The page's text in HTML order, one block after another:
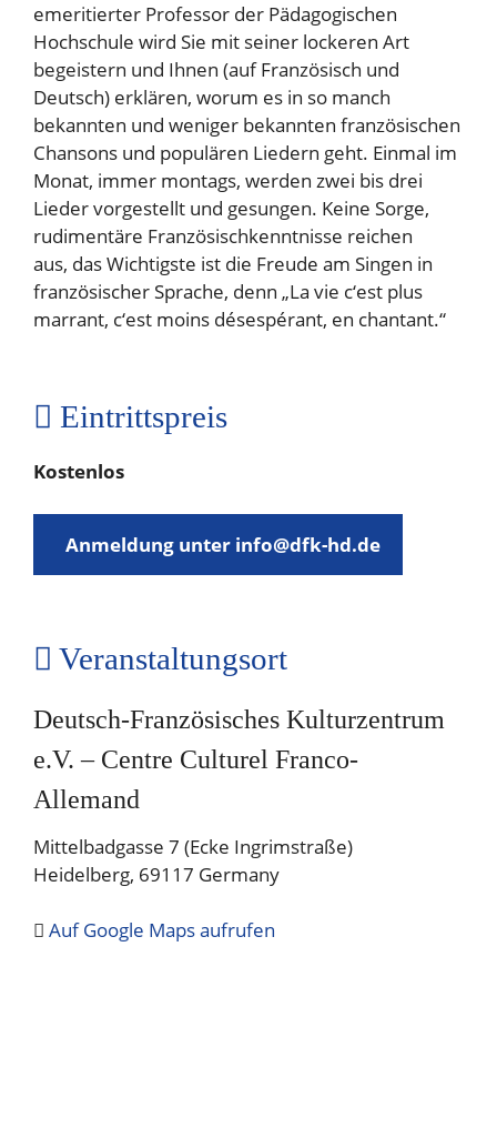
emeritierter Professor der Pädagogischen
Hochschule wird Sie mit seiner lockeren Art
begeistern und Ihnen (auf Französisch und
Deutsch) erklären, worum es in so manch
bekannten und weniger bekannten französischen
Chansons und populären Liedern geht. Einmal im
Monat, immer montags, werden zwei bis drei
Lieder vorgestellt und gesungen. Keine Sorge,
rudimentäre Französischkenntnisse reichen
aus, das Wichtigste ist die Freude am Singen in
französischer Sprache, denn „La vie c‘est plus
marrant, c‘est moins désespérant, en chantant.“
Eintrittspreis
Kostenlos
Anmeldung unter info@dfk-hd.de
Veranstaltungsort
Deutsch-Französisches Kulturzentrum
e.V. – Centre Culturel Franco-
Allemand
Mittelbadgasse 7 (Ecke Ingrimstraße)
Heidelberg, 69117 Germany
Auf Google Maps aufrufen